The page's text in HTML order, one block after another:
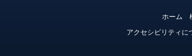
ホーム
アクセシビリティに